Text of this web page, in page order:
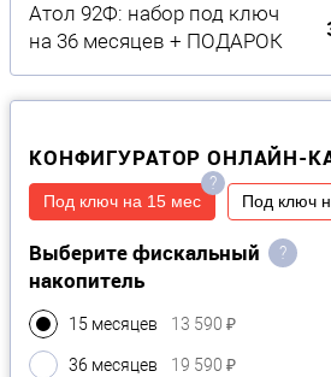
Атол 92Ф: набор под ключ
на 36 месяцев + ПОДАРОК
КОНФИГУРАТОР ОНЛАЙН-
?
Под ключ на 15 мес
Под ключ
?
Выберите фискальный
накопитель
15 месяцев 13 590 ₽
36 месяцев 19 590 ₽